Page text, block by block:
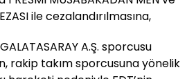
ile cezalandırılmasına,
A.Ş. sporcusu
rakip takım sporcusuna yönelik